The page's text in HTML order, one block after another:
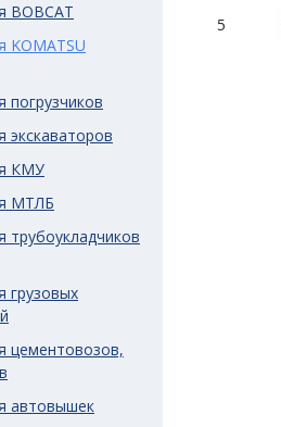
BOBCAT
KOMATSU
погрузчиков
экскаваторов
КМУ
МТЛБ
трубоукладчиков
грузовых
цементовозов,
автовышек
5